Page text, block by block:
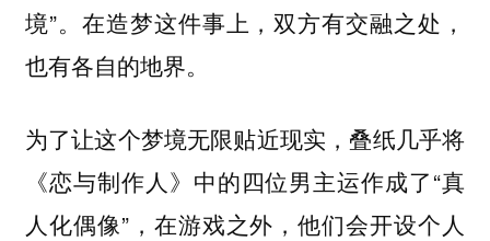
境”。在造梦这件事上，双方有交融之处，
也有各自的地界。
为了让这个梦境无限贴近现实，叠纸几乎将
《恋与制作人》中的四位男主运作成了“真
人化偶像”，在游戏之外，他们会开设个人